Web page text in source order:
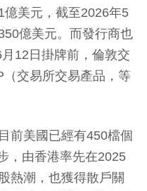
美元，截至2026年5
億美元。而發行商也
12日掛牌前，倫敦交
交易所交易產品，等
前美國已經有450檔個
，由香港率先在2025
熱潮，也獲得散戶關